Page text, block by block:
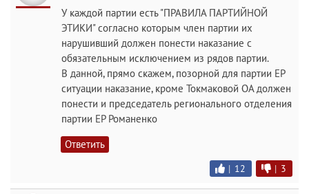
У каждой партии есть "ПРАВИЛА ПАРТИЙНОЙ
ЭТИКИ" согласно которым член партии их
нарушивший должен понести наказание с
обязательным исключением из рядов партии.
В данной, прямо скажем, позорной для партии ЕР
ситуации наказание, кроме Токмаковой ОА должен
понести и председатель регионального отделения
партии ЕР Романенко
Ответить
| 12 | 3